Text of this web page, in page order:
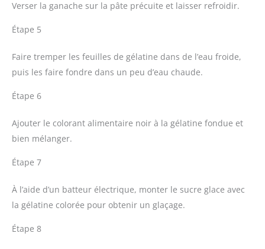
Verser la ganache sur la pâte précuite et laisser refroidir.
Étape 5
Faire tremper les feuilles de gélatine dans de l’eau froide,
puis les faire fondre dans un peu d’eau chaude.
Étape 6
Ajouter le colorant alimentaire noir à la gélatine fondue et
bien mélanger.
Étape 7
À l’aide d’un batteur électrique, monter le sucre glace avec
la gélatine colorée pour obtenir un glaçage.
Étape 8